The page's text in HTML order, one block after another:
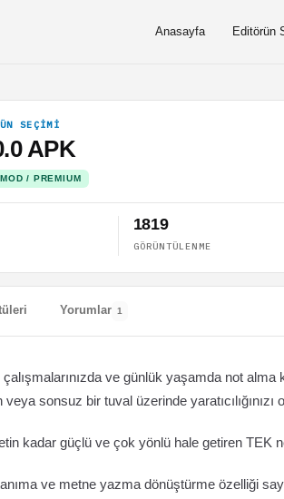
Anasayfa Editörün
SEÇIMI
APK
MOD / PREMIUM
1819
GÖRÜNTÜLENME
Yorumlar 1
çalışmalarınızda ve günlük yaşamda not
sonsuz bir tuval üzerinde yaratıcılığınızı
kadar güçlü ve çok yönlü hale getiren TEK
ve metne yazma dönüştürme özelliği